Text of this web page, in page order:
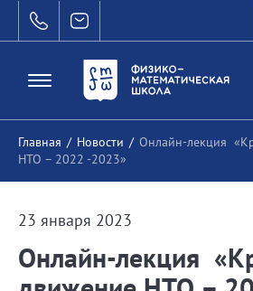
Главная / Новости / Онлайн-лекция
НТО – 2022 -2023»
23 января 2023
Онлайн-лекция